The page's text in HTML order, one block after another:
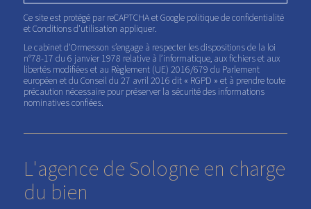
Ce site est protégé par reCAPTCHA et Google politique de confidentialité
etConditions d'utilisation appliquer.
Le cabinet d'Ormesson s’engage à respecter les dispositions de la loi
n°78-17 du 6 janvier 1978 relative à l’informatique, aux fichiers et aux
libertés modifiées et au Règlement (UE) 2016/679 du Parlement
européen et du Conseil du 27 avril 2016 dit « RGPD » et à prendre toute
précaution nécessaire pour préserver la sécurité des informations
nominatives confiées.
L'agence de Sologne en charge
du bien